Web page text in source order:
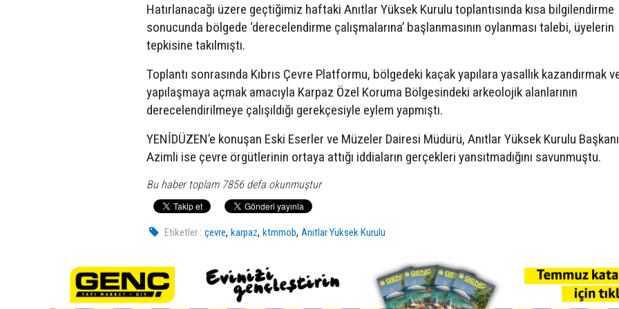
Hatırlanacağı üzere geçtiğimiz haftaki Anıtlar Yüksek Kurulu toplantısında kısa bilgilendirme
sonucunda bölgede ‘derecelendirme çalışmalarına’ başlanmasının oylanması talebi, üyelerin
tepkisine takılmıştı.
Toplantı sonrasında Kıbrıs Çevre Platformu, bölgedeki kaçak yapılara yasallık kazandırmak
yapılaşmaya açmak amacıyla Karpaz Özel Koruma Bölgesindeki arkeolojik alanlarının
derecelendirilmeye çalışıldığı gerekçesiyle eylem yapmıştı.
YENİDÜZEN’e konuşan Eski Eserler ve Müzeler Dairesi Müdürü, Anıtlar Yüksek Kurulu
Azimli ise çevre örgütlerinin ortaya attığı iddiaların gerçekleri yansıtmadığını savunmuştu.
Bu haber toplam 7856 defa okunmuştur
Etiketler : çevre,karpaz,ktmmob,Anıtlar Yüksek Kurulu